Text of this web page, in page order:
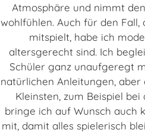
Atmosphäre und nimmt
wohlfühlen. Auch für den
mitspielt, habe ich
altersgerecht sind. Ich
Schüler ganz unaufgeregt
natürlichen Anleitungen, aber
Kleinsten, zum Beispiel
bringe ich auf Wunsch auch
mit, damit alles spielerisch